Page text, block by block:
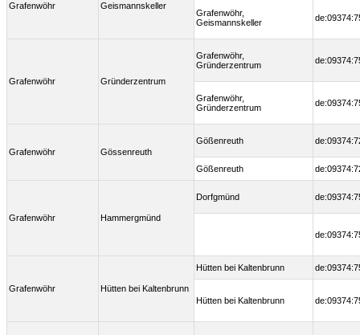
Grafenwöhr Geismannskeller
Grafenwöhr,
Geismannskeller
Grafenwöhr Gründerzentrum
Grafenwöhr,
Gründerzentrum
Grafenwöhr,
Gründerzentrum
Grafenwöhr Gössenreuth
Gößenreuth
Gößenreuth
Grafenwöhr Hammergmünd
Dorfgmünd
Grafenwöhr Hütten bei Kaltenbrunn
Hütten bei Kaltenbrunn
Hütten bei Kaltenbrunn